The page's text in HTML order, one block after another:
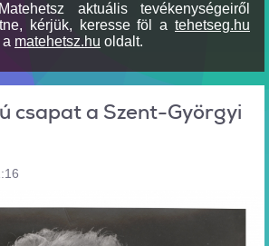
aktuális tevékenységeiről
kérjük, keresse föl a tehetseg.hu
matehetsz.hu oldalt.
csapat a Szent-Györgyi